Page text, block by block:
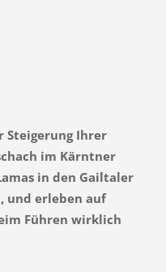
Steigerung Ihrer
im Kärntner
in den Gailtaler
und erleben auf
Führen wirklich